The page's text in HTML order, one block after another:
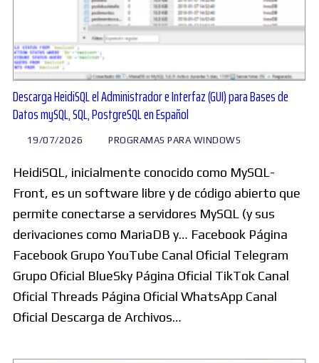
Descarga HeidiSQL el Administrador e Interfaz (GUI) para Bases de
Datos mySQL, SQL, PostgreSQL en Español
19/07/2026 PROGRAMAS PARA WINDOWS
HeidiSQL, inicialmente conocido como MySQL-
Front, es un software libre y de código abierto que
permite conectarse a servidores MySQL (y sus
derivaciones como MariaDB y… Facebook Página
Facebook Grupo YouTube Canal Oficial Telegram
Grupo Oficial BlueSky Página Oficial TikTok Canal
Oficial Threads Página Oficial WhatsApp Canal
Oficial Descarga de Archivos…